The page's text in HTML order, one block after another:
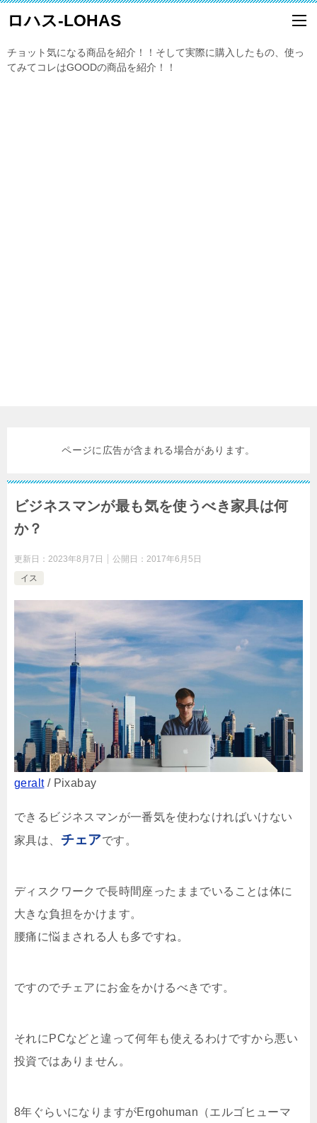
ロハス-LOHAS
チョット気になる商品を紹介！！そして実際に購入したもの、使っ
てみてコレはGOODの商品を紹介！！
ページに広告が含まれる場合があります。
ビジネスマンが最も気を使うべき家具は何
か？
更新日： 2023年8月7日 公開日： 2017年6月5日
イス
geralt/ Pixabay
できるビジネスマンが一番気を使わなければいけない
家具は、 チェアです。
ディスクワークで長時間座ったままでいることは体に
大きな負担をかけます。
腰痛に悩まされる人も多ですね。
ですのでチェアにお金をかけるべきです。
それにPCなどと違って何年も使えるわけですから悪い
投資ではありません。
8年ぐらいになりますがErgohuman（エルゴヒューマ